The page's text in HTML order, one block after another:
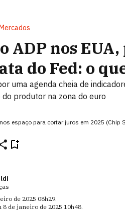
ADP nos
do Fed: o
uma agenda cheia de
do produtor na zona do euro
espaço para cortar juros em 2025
de 2025 08h29.
8 de janeiro de 2025 10h48.